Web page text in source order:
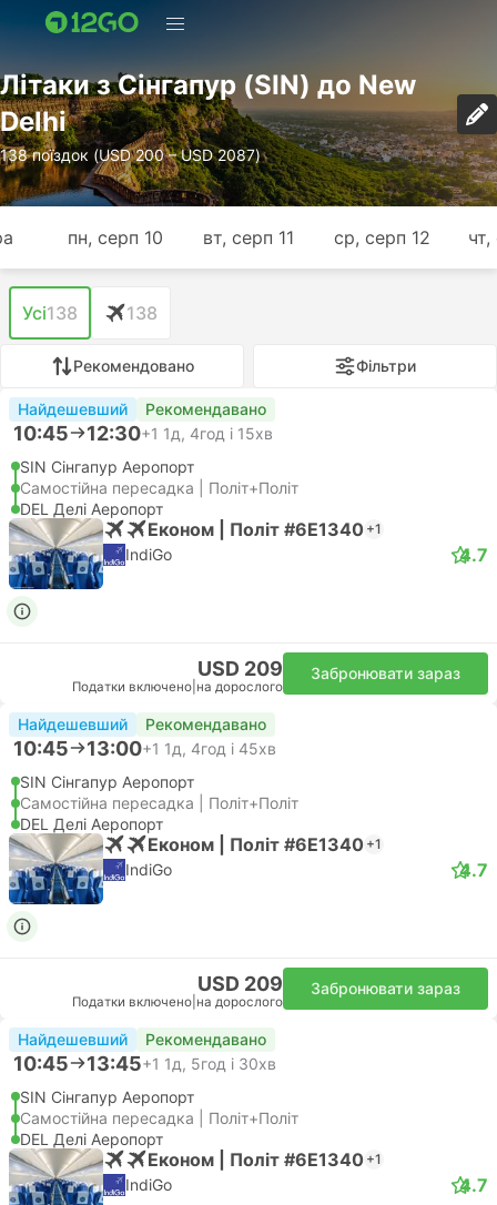
Лiтаки з Сінгапур (SIN) до New
Delhi
138 поїздок (USD 200 – USD 2087)
пн, серп 10 вт, серп 11 ср, серп 12
Усі138 138
Рекомендовано Фільтри
Найдешевший Рекомендавано
10:45 12:30+1 1д, 4год і 15хв
SIN Сінгапур Аеропорт
Самостійна пересадка | Політ+Політ
DEL Делі Аеропорт
Економ | Політ #6E1340 +1
IndiGo 4.7
USD 209
Податки включено на дорослого
Забронювати зараз
Найдешевший Рекомендавано
10:45 13:00+1 1д, 4год і 45хв
SIN Сінгапур Аеропорт
Самостійна пересадка | Політ+Політ
DEL Делі Аеропорт
Економ | Політ #6E1340 +1
IndiGo 4.7
USD 209
Податки включено на дорослого
Забронювати зараз
Найдешевший Рекомендавано
10:45 13:45+1 1д, 5год і 30хв
SIN Сінгапур Аеропорт
Самостійна пересадка | Політ+Політ
DEL Делі Аеропорт
Економ | Політ #6E1340 +1
IndiGo 4.7